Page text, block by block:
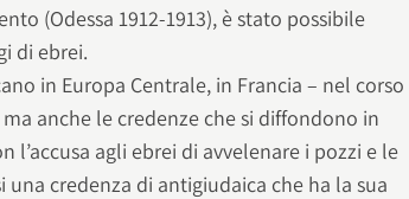
(Odessa 1912-1913), è stato possibile
di ebrei.
in Europa Centrale, in Francia – nel corso
anche le credenze che si diffondono in
l’accusa agli ebrei di avvelenare i pozzi e le
una credenza di antigiudaica che ha la sua